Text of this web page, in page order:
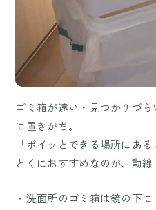
ゴミ箱が遠い・見つかりづ
に置きがち。
「ポイッとできる場所にあ
とくにおすすめなのが、動線
・洗面所のゴミ箱は鏡の下に